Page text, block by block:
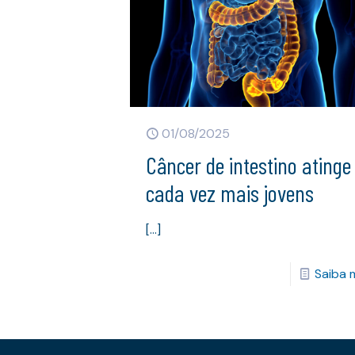
01/08/2025
Câncer de intestino atinge
cada vez mais jovens
[…]
Saiba